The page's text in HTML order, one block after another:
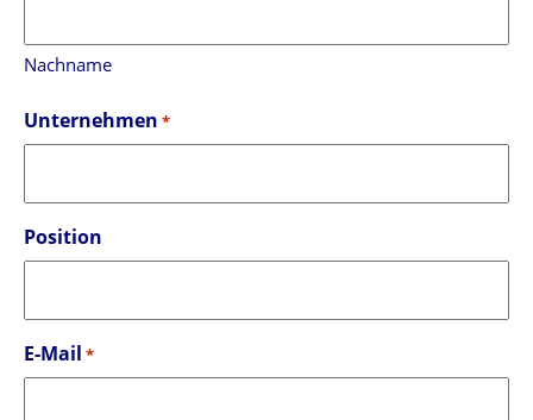
Nachname
Unternehmen *
Position
E-Mail *